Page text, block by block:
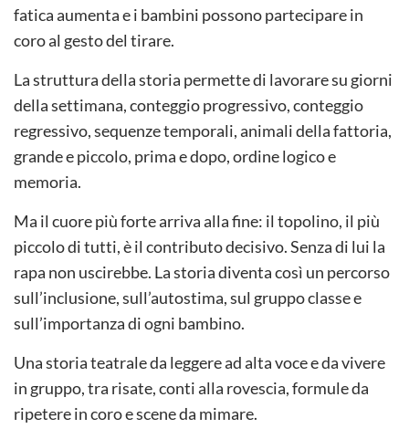
fatica aumenta e i bambini possono partecipare in
coro al gesto del tirare.
La struttura della storia permette di lavorare su giorni
della settimana, conteggio progressivo, conteggio
regressivo, sequenze temporali, animali della fattoria,
grande e piccolo, prima e dopo, ordine logico e
memoria.
Ma il cuore più forte arriva alla fine: il topolino, il più
piccolo di tutti, è il contributo decisivo. Senza di lui la
rapa non uscirebbe. La storia diventa così un percorso
sull’inclusione, sull’autostima, sul gruppo classe e
sull’importanza di ogni bambino.
Una storia teatrale da leggere ad alta voce e da vivere
in gruppo, tra risate, conti alla rovescia, formule da
ripetere in coro e scene da mimare.